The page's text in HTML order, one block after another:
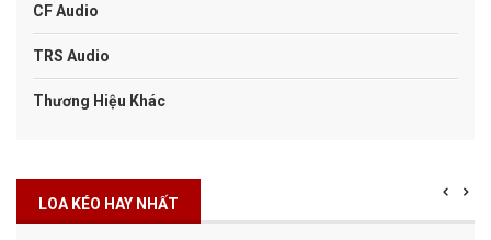
CF Audio
TRS Audio
Thương Hiệu Khác
LOA KÉO HAY NHẤT